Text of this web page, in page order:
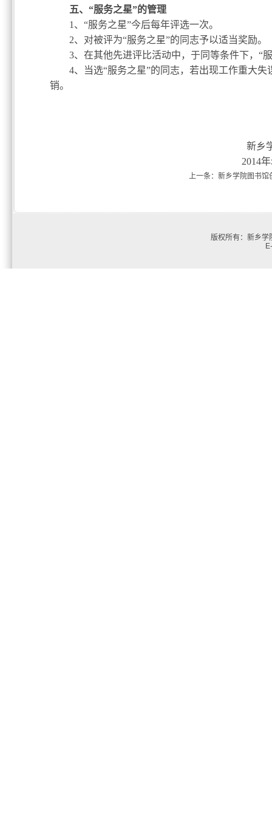
五、“服务之星”的管理
1 、“服务之星”今后每年评选一次。
2、对被评为“服务之星”的同志予以适当奖励。
3、在其他先进评比活动中，于同等条件下，“
4、当选“服务之星”的同志，若出现工作重大
销。
新乡
2014年
上一条： 新乡学院图书馆
版权所有：新乡学